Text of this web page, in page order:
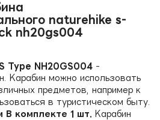
naturehike s-
nh20gs004
Type NH20GS004 -
Карабин можно использовать
предметов, например к
в туристическом быту.
комплекте 1 шт.
Карабин